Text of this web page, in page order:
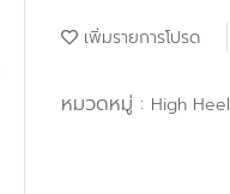
เพิ่มรายการโปรด
หมวดหมู่ : High Heel